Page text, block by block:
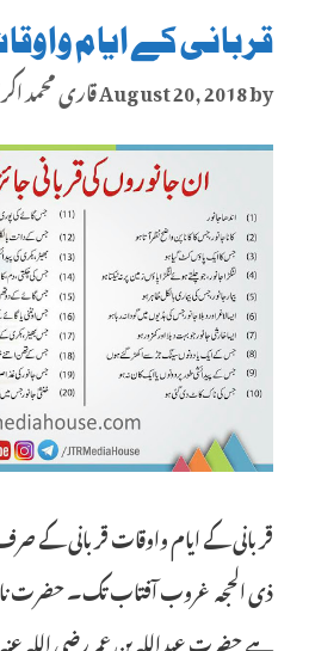
قربانی کے ایام
August 20, 2018by قاری محمد
ذی الحجہ غروب آفتاب تک۔ حضرت
ہے حضرت عبداللہ بن عمر رضى الله عنه